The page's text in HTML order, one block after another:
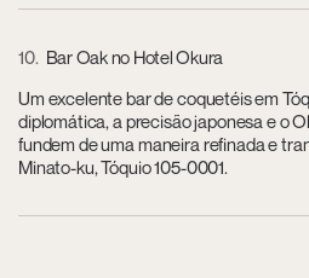
10 Bar Oak no Hotel Okura
Um excelente bar de coquetéis em
diplomática, a precisão japonesa e o
fundem de uma maneira refinada e
Minato-ku, Tóquio 105-0001.